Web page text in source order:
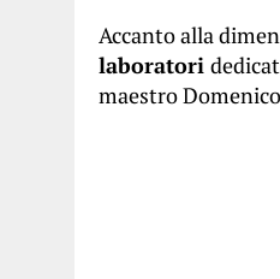
Accanto alla
laboratori
maestro